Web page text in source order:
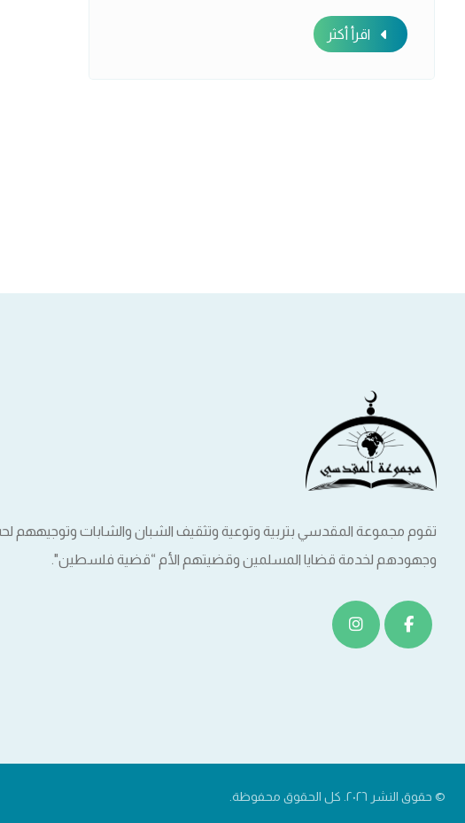
اقرأ أكثر
تقوم مجموعة المقدسي بتربية وتوعية وتثقيف الشبان والشابات وتوجيههم
وجهودهم لخدمة قضايا المسلمين وقضيتهم الأم “قضية فلسطين".
© حقوق النشر ٢٠٢٦. كل الحقوق محفوظة.